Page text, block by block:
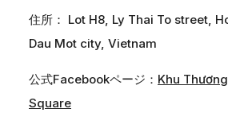
住所： Lot H8, Ly Thai To street,
Dau Mot city, Vietnam
公式Facebookページ： Khu
Square